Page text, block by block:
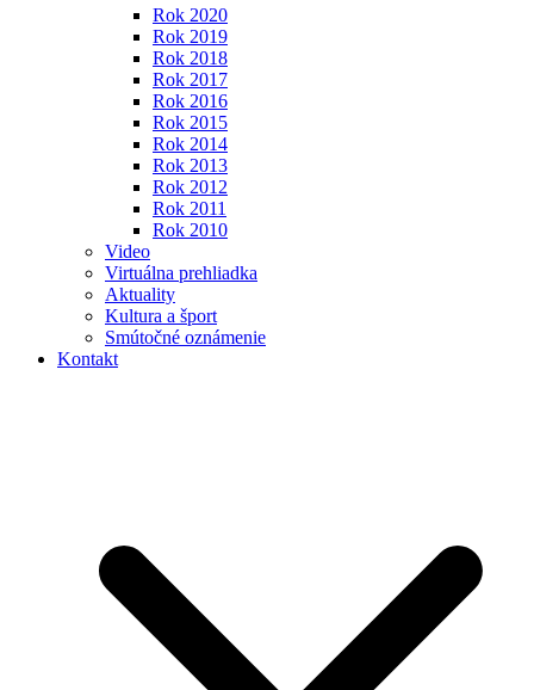
Rok 2020
Rok 2019
Rok 2018
Rok 2017
Rok 2016
Rok 2015
Rok 2014
Rok 2013
Rok 2012
Rok 2011
Rok 2010
Video
Virtuálna prehliadka
Aktuality
Kultura a šport
Smútočné oznámenie
Kontakt